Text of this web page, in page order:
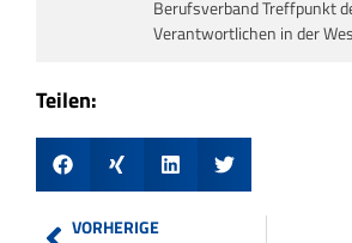
Berufsverband Treffpunkt
Verantwortlichen in der
Teilen:
VORHERIGE